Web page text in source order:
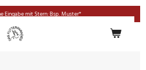
Eingabe mit Stern: Bsp. Muster*